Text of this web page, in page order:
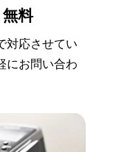
無料
対応させてい
にお問い合わ